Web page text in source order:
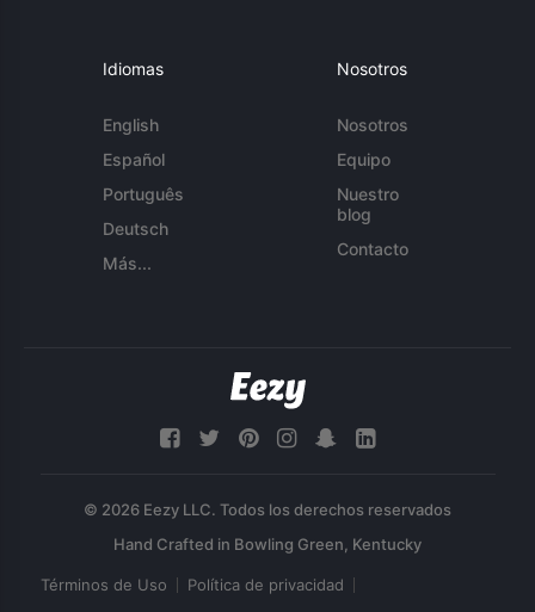
Idiomas
English
Español
Português
Deutsch
Más...
Nosotros
Nosotros
Equipo
Nuestro
blog
Contacto
© 2026 Eezy LLC. Todos los derechos reservados
Términos de Uso Política de privacidad